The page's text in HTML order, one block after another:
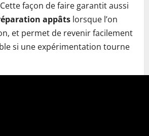
façon de faire garantit aussi
appâts lorsque l’on
et permet de revenir facilement
si une expérimentation tourne